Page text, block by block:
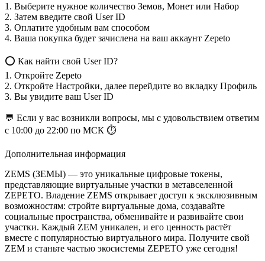
1. Выберите нужное количество Земов, Монет или Набор
2. Затем введите свой User ID
3. Оплатите удобным вам способом
4. Ваша покупка будет зачислена на ваш аккаунт Zepeto
⭕ Как найти свой User ID?
1. Откройте Zepeto
2. Откройте Настройки, далее перейдите во вкладку Профиль
3. Вы увидите ваш User ID
💬 Если у вас возникли вопросы, мы с удовольствием ответим
с 10:00 до 22:00 по МСК ⏱
Дополнительная информация
ZEMS (ЗЕМЫ) — это уникальные цифровые токены,
представляющие виртуальные участки в метавселенной
ZEPETO. Владение ZEMS открывает доступ к эксклюзивным
возможностям: стройте виртуальные дома, создавайте
социальные пространства, обменивайте и развивайте свои
участки. Каждый ZEM уникален, и его ценность растёт
вместе с популярностью виртуального мира. Получите свой
ZEM и станьте частью экосистемы ZEPETO уже сегодня!